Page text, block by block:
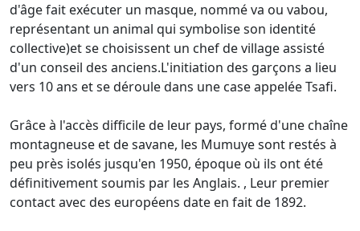
d'âge fait exécuter un masque, nommé va ou vabou,
représentant un animal qui symbolise son identité
collective)et se choisissent un chef de village assisté
d'un conseil des anciens.L'initiation des garçons a lieu
vers 10 ans et se déroule dans une case appelée Tsafi.
Grâce à l'accès difficile de leur pays, formé d'une chaîne
montagneuse et de savane, les Mumuye sont restés à
peu près isolés jusqu'en 1950, époque où ils ont été
définitivement soumis par les Anglais. , Leur premier
contact avec des européens date en fait de 1892.